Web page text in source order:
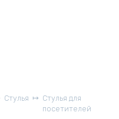
Стулья
Стулья для
посетителей